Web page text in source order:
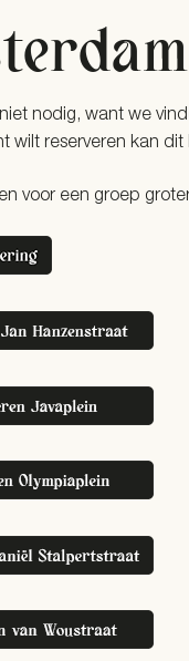
nodig, want we
wilt reserveren kan dit
voor een groep